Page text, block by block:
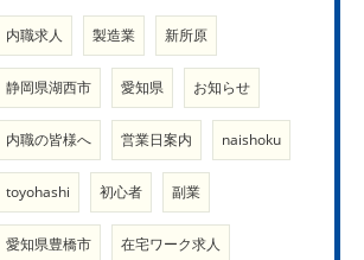
内職求人 製造業 新所原
静岡県湖西市 愛知県 お知らせ
内職の皆様へ 営業日案内 naishoku
toyohashi 初心者 副業
愛知県豊橋市 在宅ワーク求人